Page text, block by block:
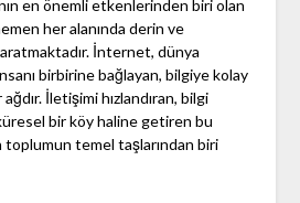
en önemli etkenlerinden biri olan
her alanında derin ve
İnternet, dünya
birbirine bağlayan, bilgiye kolay
İletişimi hızlandıran, bilgi
küresel bir köy haline getiren bu
toplumun temel taşlarından biri